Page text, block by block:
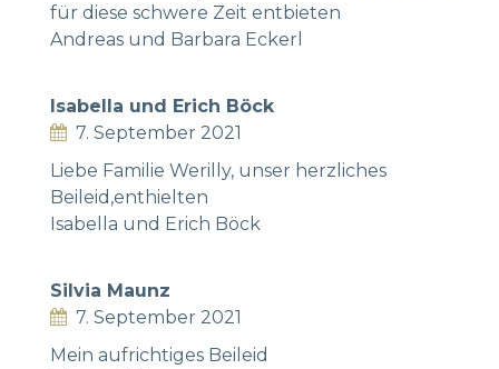
für diese schwere Zeit entbieten
Andreas und Barbara Eckerl
Isabella und Erich Böck
7. September 2021
Liebe Familie Werilly, unser herzliches
Beileid,enthielten
Isabella und Erich Böck
Silvia Maunz
7. September 2021
Mein aufrichtiges Beileid